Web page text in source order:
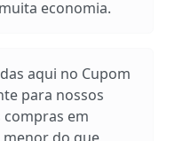
economia.
aqui no Cupom
para nossos
em